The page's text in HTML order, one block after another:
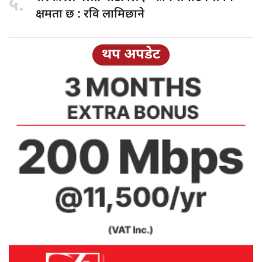
५.
क्षमता छ : रवि लामिछाने
थप अपडेट